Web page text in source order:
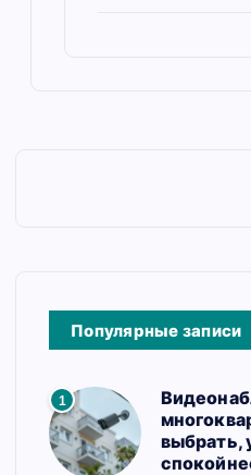
Популярные записи
1
выбрать,